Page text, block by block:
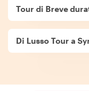
Tour di Breve
Di Lusso Tour a